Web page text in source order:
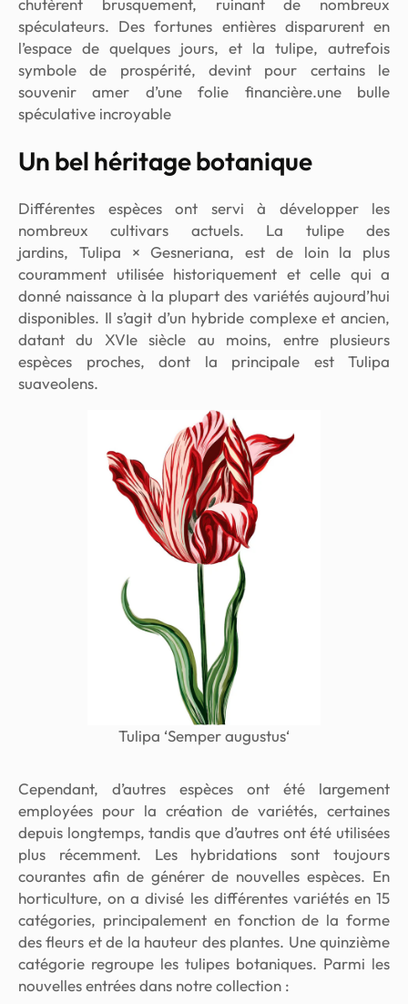
spéculateurs. Des fortunes entières disparurent en
l’espace de quelques jours, et la tulipe, autrefois
symbole de prospérité, devint pour certains le
souvenir amer d’une folie financière.une bulle
spéculative incroyable
Un bel héritage botanique
Différentes espèces ont servi à développer les
nombreux cultivars actuels. La tulipe des
jardins, Tulipa × Gesneriana, est de loin la plus
couramment utilisée historiquement et celle qui a
donné naissance à la plupart des variétés aujourd’hui
disponibles. Il s’agit d’un hybride complexe et ancien,
datant du XVIe siècle au moins, entre plusieurs
espèces proches, dont la principale est Tulipa
suaveolens.
Tulipa ‘Semper augustus‘
Cependant, d’autres espèces ont été largement
employées pour la création de variétés, certaines
depuis longtemps, tandis que d’autres ont été utilisées
plus récemment. Les hybridations sont toujours
courantes afin de générer de nouvelles espèces. En
horticulture, on a divisé les différentes variétés en 15
catégories, principalement en fonction de la forme
des fleurs et de la hauteur des plantes. Une quinzième
catégorie regroupe les tulipes botaniques. Parmi les
nouvelles entrées dans notre collection :